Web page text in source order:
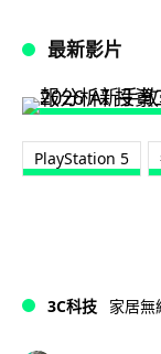
最新影片
PlayStation 5
3C科技 家居無